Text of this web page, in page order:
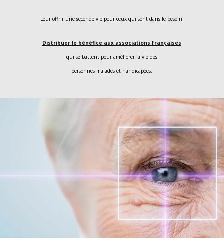
Leur offrir une seconde vie pour ceux qui sont dans le besoin.
Distribuer le bénéfice aux associations françaises
qui se battent pour améliorer la vie des
personnes malades et handicapées.